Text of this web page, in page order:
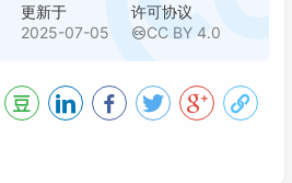
更新于
2025-07-05
许可协议
CC BY 4.0